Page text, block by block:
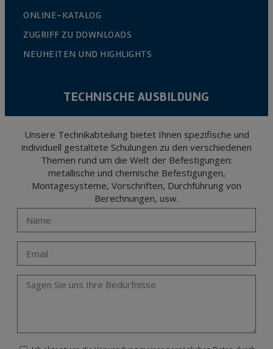
ONLINE-KATALOG
ZUGRIFF ZU DOWNLOADS
NEUHEITEN UND HIGHLIGHTS
TECHNISCHE AUSBILDUNG
Unsere Technikabteilung bietet Ihnen spezifische und
individuell gestaltete Schulungen zu den verschiedenen
Themen rund um die Welt der Befestigungen:
metallische und chemische Befestigungen,
Montagesysteme, Vorschriften, Durchführung von
Berechnungen, usw.